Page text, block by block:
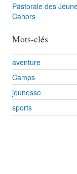
Pastorale des
Cahors
Mots-clés
aventure
Camps
jeunesse
sports